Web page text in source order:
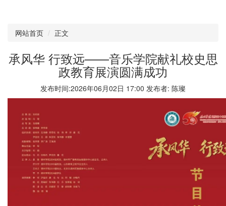
网站首页 正文
承风华 行致远——音乐学院献礼校史思
政教育展演圆满成功
发布时间:2026年06月02日 17:00 发布者: 陈璨